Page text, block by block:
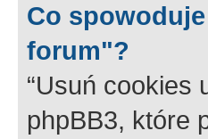
Co
forum"?
“Usuń cookies
phpBB3, które